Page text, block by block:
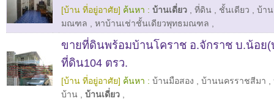
[บ้าน ที่อยู่อาศัย] ค้นหา : บ้านเดี่ยว ที่ดิน ชั้นเดียว
บ้า
มณฑล
หาบ้านเช่าชั้นเดียวพุทธมณฑล
ขายที่ดินพร้อมบ้านโคราช อ.จักราช บ.น้อย(
ที่ดิน104 ตรว.
[บ้าน ที่อยู่อาศัย] ค้นหา : บ้านมือสอง บ้านนครราชสีมา
บ้าน
บ้านเดี่ยว